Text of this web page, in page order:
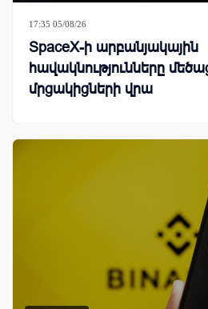
17:35 05/08/26
SpaceX-ի արբանյակային
հավակնությունները
մրցակիցների վրա